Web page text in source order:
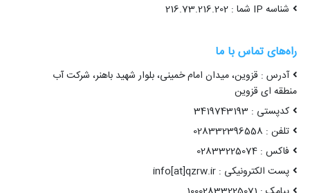
شناسه IP شما : 216.73.216.202
راه‌های تماس با ما
آدرس : قزوین، میدان امام خمینی، بلوار شهید باهنر، شرکت آب
منطقه ای قزوین
کدپستی : 3419743193
تلفن : 028332396558
فاکس : 02833225074
پست الکترونیکی : info[at]qzrw.ir